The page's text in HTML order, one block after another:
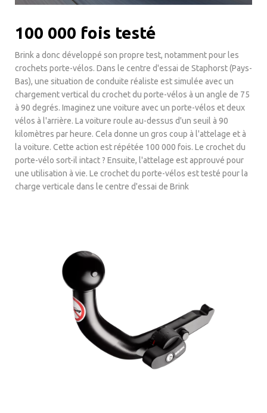
100 000 fois testé
Brink a donc développé son propre test, notamment pour les
crochets porte-vélos. Dans le centre d'essai de Staphorst (Pays-
Bas), une situation de conduite réaliste est simulée avec un
chargement vertical du crochet du porte-vélos à un angle de 75
à 90 degrés. Imaginez une voiture avec un porte-vélos et deux
vélos à l'arrière. La voiture roule au-dessus d'un seuil à 90
kilomètres par heure. Cela donne un gros coup à l'attelage et à
la voiture. Cette action est répétée 100 000 fois. Le crochet du
porte-vélo sort-il intact ? Ensuite, l'attelage est approuvé pour
une utilisation à vie. Le crochet du porte-vélos est testé pour la
charge verticale dans le centre d'essai de Brink